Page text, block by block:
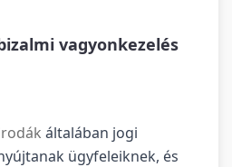
vagyonkezelés
általában jogi
ügyfeleiknek, és